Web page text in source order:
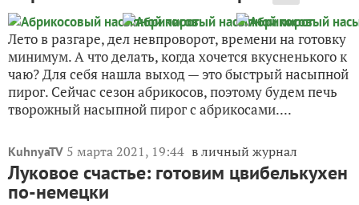
Лето в разгаре, дел невпроворот, времени на готовку
минимум. А что делать, когда хочется вкусненького к
чаю? Для себя нашла выход — это быстрый насыпной
пирог. Сейчас сезон абрикосов, поэтому будем печь
творожный насыпной пирог с абрикосами....
KuhnyaTV 5 марта 2021, 19:44 в личный журнал
Луковое счастье: готовим цвибелькухен
по-немецки